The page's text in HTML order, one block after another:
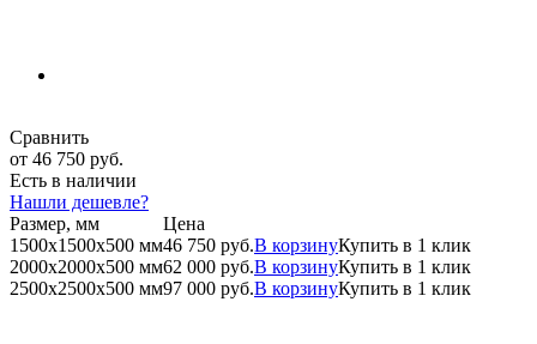
Сравнить
от 46 750 руб.
Есть в наличии
Нашли дешевле?
Размер, мм
Цена
1500х1500х500 мм46 750 руб.В корзинуКупить в 1 клик
2000х2000х500 мм62 000 руб.В корзинуКупить в 1 клик
2500х2500х500 мм97 000 руб.В корзинуКупить в 1 клик